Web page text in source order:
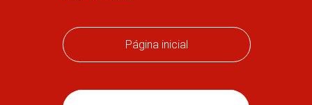
Página inicial